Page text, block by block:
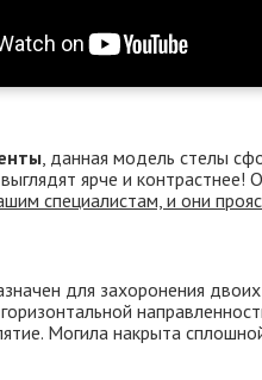
, данная модель стелы
ярче и контрастнее!
специалистам, и они
для захоронения
Могила накрыта